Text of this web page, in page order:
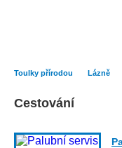
Toulky přírodou Lázně
Cestování